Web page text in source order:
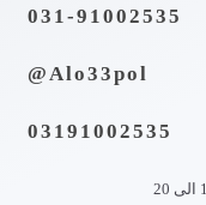
031-91002535
Alo33pol@
03191002535